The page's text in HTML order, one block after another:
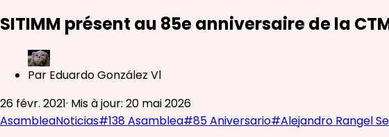
SITIMM présent au 85e anniversaire de la
Par Eduardo González Vl
26 févr. 2021· Mis à jour: 20 mai 2026
AsambleaNoticias#138 Asamblea#85 Aniversario#Alejandro Rangel